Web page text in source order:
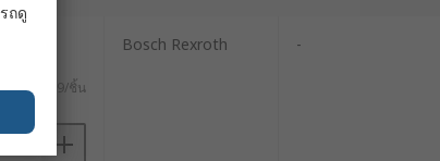
มาะสำหรับอุปกรณ์ทางการ
ชิ้น
Bosch Rexroth -
ถดู